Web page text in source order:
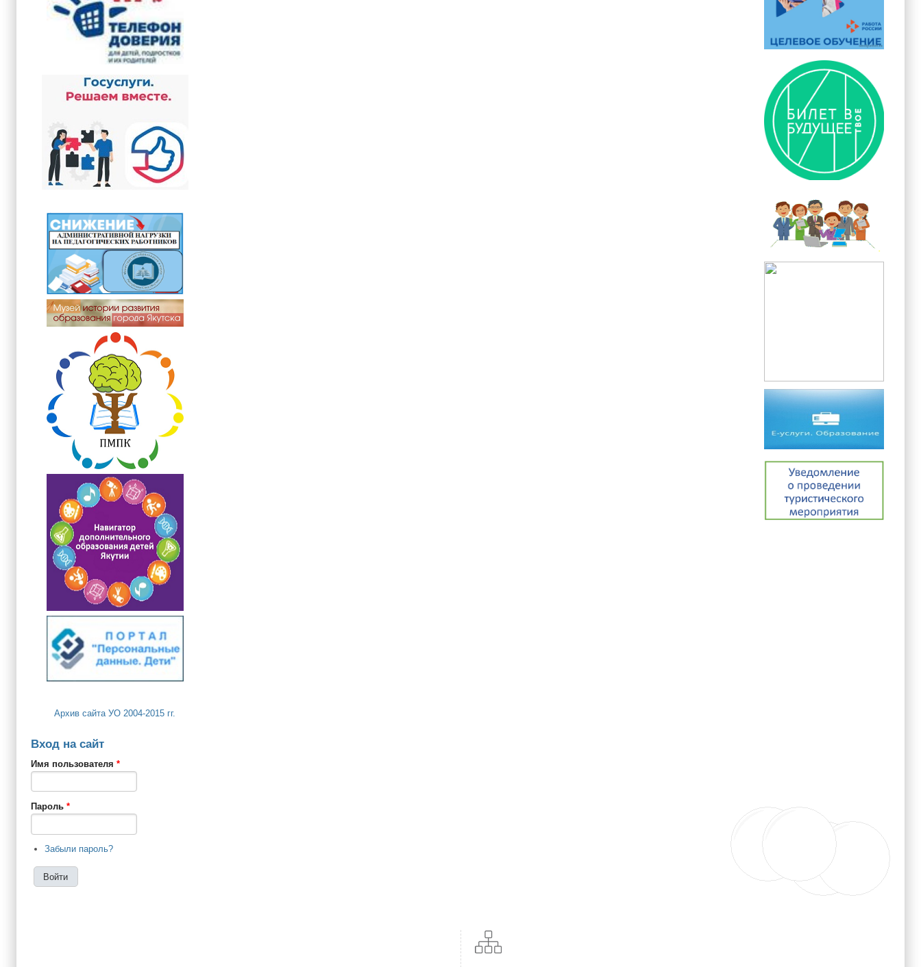
Архив сайта УО 2004-2015 гг.
Вход на сайт
Имя пользователя *
Пароль *
Забыли пароль?